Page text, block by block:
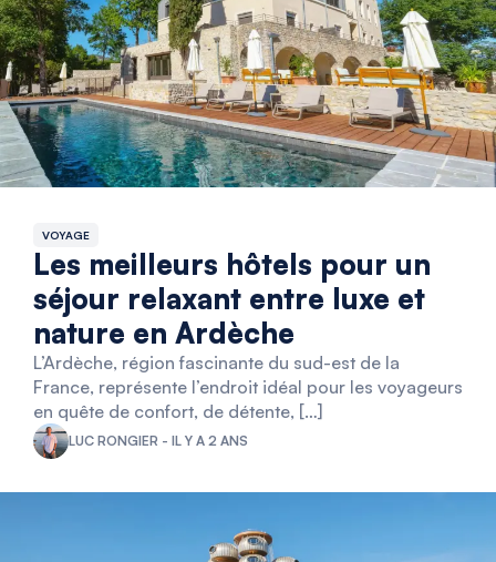
VOYAGE
Les meilleurs hôtels pour un
séjour relaxant entre luxe et
nature en Ardèche
L’Ardèche, région fascinante du sud-est de la
France, représente l’endroit idéal pour les voyageurs
en quête de confort, de détente, […]
LUC RONGIER - IL Y A 2 ANS